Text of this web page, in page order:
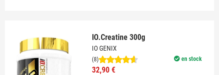
IO.Creatine 300g
IO GENIX
en stock
(8)
32,90 €